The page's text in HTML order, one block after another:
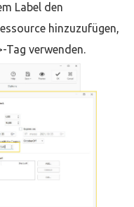
Label den
hinzuzufügen,
Tag verwenden.